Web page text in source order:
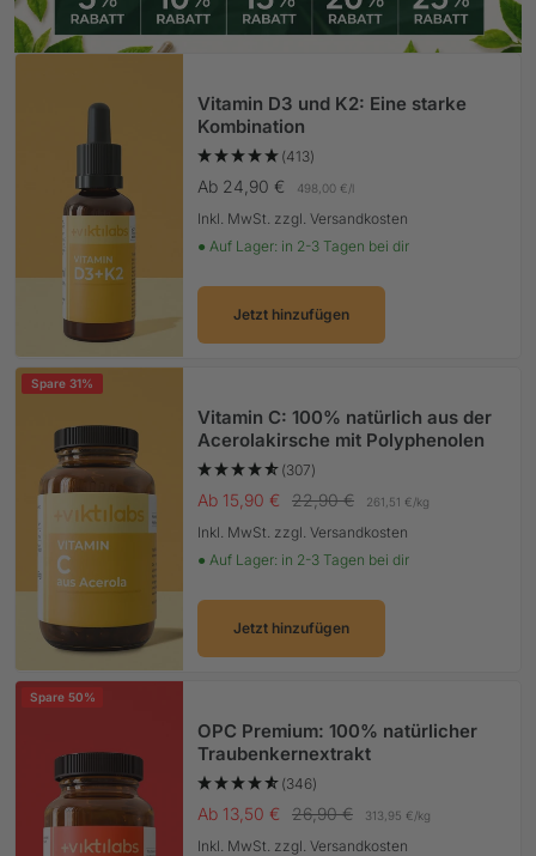
Vitamin D3 und K2: Eine starke
Kombination
(413)
Angebotspreis
Ab 24,90 € 498,00 €/l
Inkl. MwSt. zzgl. Versandkosten
● Auf Lager: in 2-3 Tagen bei dir
Jetzt hinzufügen
Spare 31%
Vitamin C: 100% natürlich aus der
Acerolakirsche mit Polyphenolen
(307)
Angebotspreis
Ab 15,90 € Regulärer Preis
22,90 € 261,51 €/kg
Inkl. MwSt. zzgl. Versandkosten
● Auf Lager: in 2-3 Tagen bei dir
Jetzt hinzufügen
Spare 50%
OPC Premium: 100% natürlicher
Traubenkernextrakt
(346)
Angebotspreis
Ab 13,50 € Regulärer Preis
26,90 € 313,95 €/kg
Inkl. MwSt. zzgl. Versandkosten